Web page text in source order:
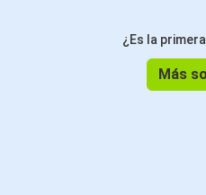
¿Es la
Más